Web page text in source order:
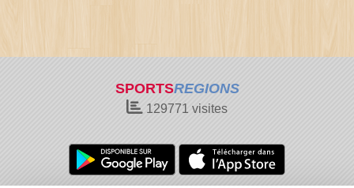
SPORTSREGIONS
129771 visites